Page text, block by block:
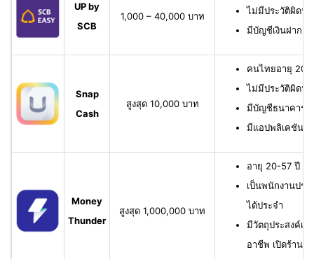
UP by
SCB
1,000 – 40,000 บาท
ไม่มีประวัติผิดนั
มีบัญชีเงินฝาก
Snap
Cash
สูงสุด 10,000 บาท
คนไทยอายุ 20-
ไม่มีประวัติผิดนั
มีบัญชีธนาคาร ห
มีแอปพลิเคชัน
Money
Thunder
สูงสุด 1,000,000 บาท
อายุ 20-57 ปี มี
เป็นพนักงานปร
ได้ประจำ
มีวัตถุประสงค์เพื่
อาชีพ เปิดร้าน